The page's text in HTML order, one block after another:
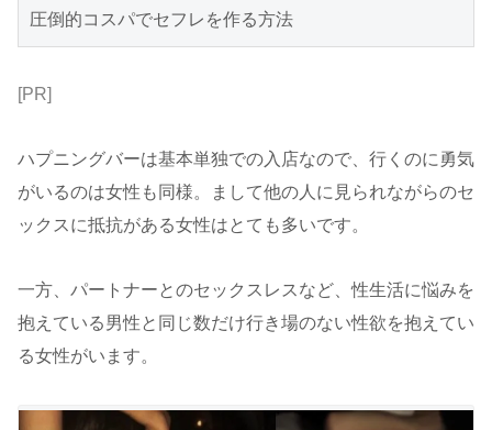
圧倒的コスパでセフレを作る方法
[PR]
ハプニングバーは基本単独での入店なので、行くのに勇気
がいるのは女性も同様。まして他の人に見られながらのセ
ックスに抵抗がある女性はとても多いです。
一方、パートナーとのセックスレスなど、性生活に悩みを
抱えている男性と同じ数だけ行き場のない性欲を抱えてい
る女性がいます。